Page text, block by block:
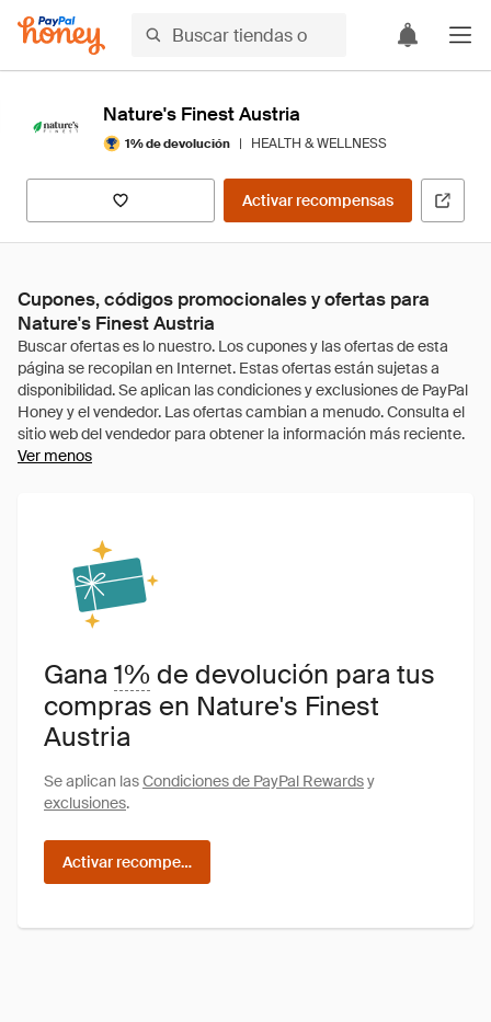
Nature's Finest Austria
1% de devolución | HEALTH & WELLNESS
Activar recompensas
Cupones, códigos promocionales y ofertas para
Nature's Finest Austria
Ver menos
Gana1% de devolución para tus
compras en Nature's Finest
Austria
Se aplican lasCondiciones de PayPal Rewardsy
exclusiones.
Activar recompensas